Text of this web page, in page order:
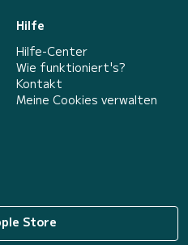
Hilfe
Hilfe-Center
Wie funktioniert's?
Kontakt
Meine Cookies verwalten
Store